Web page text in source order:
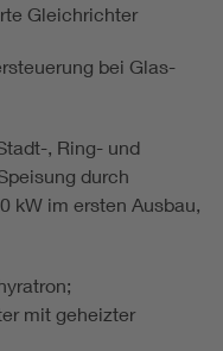
Gleichrichter
bei Glas-
, Ring- und
durch
kW im ersten Ausbau,
mit geheizter